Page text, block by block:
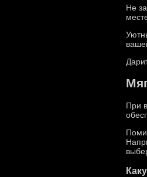
Не
При